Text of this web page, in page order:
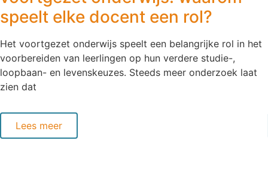
speelt elke docent een rol?
Het voortgezet onderwijs speelt een belangrijke rol in het
voorbereiden van leerlingen op hun verdere studie-,
loopbaan- en levenskeuzes. Steeds meer onderzoek laat
zien dat
Lees meer